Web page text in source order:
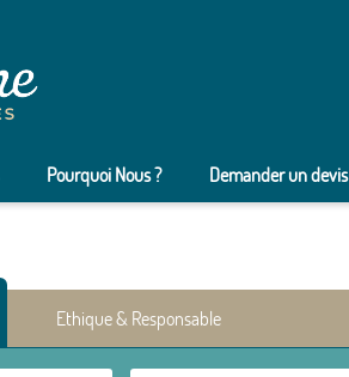
Pourquoi Nous ? Demander un devis
Ethique & Responsable